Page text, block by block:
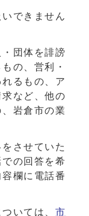
できません
団体を誹謗
の、営利・
るもの、ア
など、他の
岩倉市の業
させていた
の回答を希
欄に電話番
いては、 市